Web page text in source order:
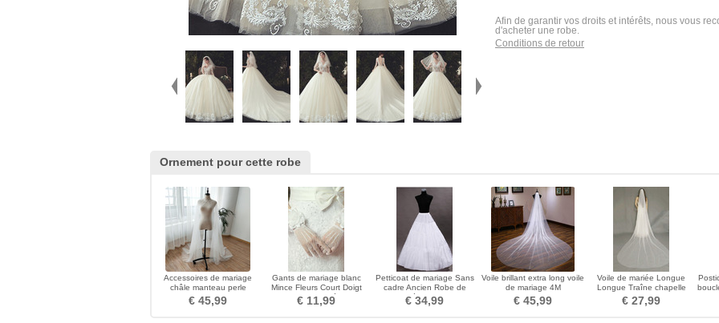
Afin de garantir vos droits et intérêts, nous vous
d'acheter une robe.
Conditions de retour
Ornement pour cette robe
Accessoires de mariage
châle manteau perle
mariage cape
€ 45,99
Gants de mariage blanc
Mince Fleurs Court Doigt
entier Epurée
€ 11,99
Petticoat de mariage Sans
cadre Ancien Robe de
mariée Longue
€ 34,99
Voile brillant extra long voile
de mariage 4M
€ 45,99
Voile de mariée Longue
Longue Traîne chapelle
Simple Ivoire Tulle
€ 27,99